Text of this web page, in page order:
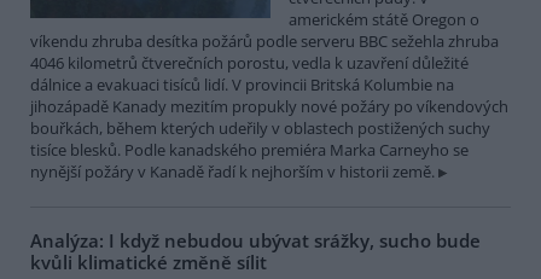
americkém státě Oregon o
víkendu zhruba desítka požárů podle serveru BBC sežehla zhruba
4046 kilometrů čtverečních porostu, vedla k uzavření důležité
dálnice a evakuaci tisíců lidí. V provincii Britská Kolumbie na
jihozápadě Kanady mezitím propukly nové požáry po víkendových
bouřkách, během kterých udeřily v oblastech postižených suchy
tisíce blesků. Podle kanadského premiéra Marka Carneyho se
nynější požáry v Kanadě řadí k nejhorším v historii země.
Analýza: I když nebudou ubývat srážky, sucho bude
kvůli klimatické změně sílit